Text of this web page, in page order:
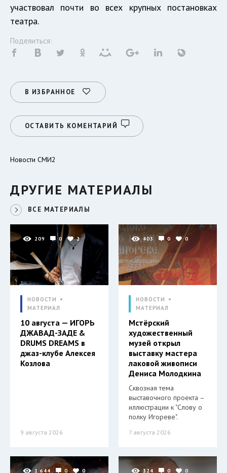
участвовал почти во всех крупных постановках
театра.
Поделиться:
В ИЗБРАННОЕ
ОСТАВИТЬ КОМЕНТАРИЙ
Новости СМИ2
ДРУГИЕ МАТЕРИАЛЫ
ВСЕ МАТЕРИАЛЫ
209 0 2
НОВОСТИ
МАТЕРИАЛ
10 августа — ИГОРЬ
ДЖАВАД-ЗАДЕ &
DRUMS DREAMS в
джаз-клубе Алексея
Козлова
9 августа 2026
403 0 0
НОВОСТИ
МАТЕРИАЛ
Мстёрский
художественный
музей открыл
выставку мастера
лаковой живописи
Дениса Молодкина
Сквозная тема
выставочного проекта –
иллюстрации к "Слову о
полку Игореве".
7 августа 2026
1 644 0 0 324 0 0